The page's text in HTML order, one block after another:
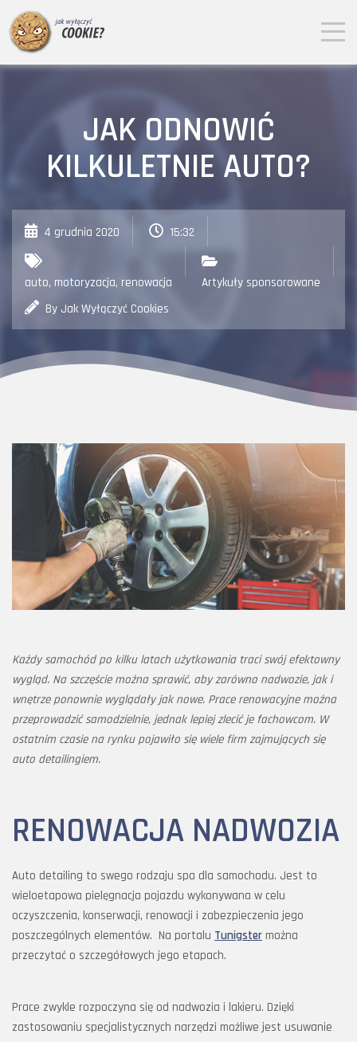
JAK ODNOWIĆ
KILKULETNIE AUTO?
4 grudnia 2020 15:32
auto, motoryzacja, renowacja
Artykuły sponsorowane
By Jak Wyłączyć Cookies
Każdy samochód po kilku latach użytkowania traci swój efektowny
wygląd. Na szczęście można sprawić, aby zarówno nadwozie, jak i
wnętrze ponownie wyglądały jak nowe. Prace renowacyjne można
przeprowadzić samodzielnie, jednak lepiej zlecić je fachowcom. W
ostatnim czasie na rynku pojawiło się wiele firm zajmujących się
auto detailingiem.
RENOWACJA NADWOZIA
Auto detailing to swego rodzaju spa dla samochodu. Jest to
wieloetapowa pielęgnacja pojazdu wykonywana w celu
oczyszczenia, konserwacji, renowacji i zabezpieczenia jego
poszczególnych elementów. Na portalu Tunigster można
przeczytać o szczegółowych jego etapach.
Prace zwykle rozpoczyna się od nadwozia i lakieru. Dzięki
zastosowaniu specjalistycznych narzędzi możliwe jest usuwanie